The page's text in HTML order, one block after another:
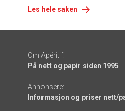
Les hele saken
Om Apéritif:
På nett og papir siden 1995
Annonsere:
Informasjon og priser nett/